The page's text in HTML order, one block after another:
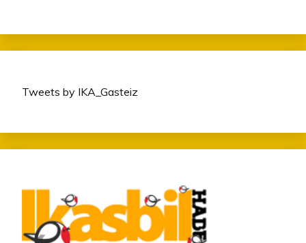
Tweets by IKA_Gasteiz